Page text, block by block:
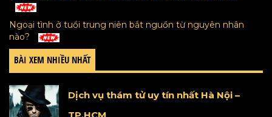
Ngoại tình ở tuổi trung niên bắt nguồn từ nguyên nhân
nào?
BÀI XEM NHIỀU NHẤT
Dịch vụ thám tử uy tín nhất Hà Nội –